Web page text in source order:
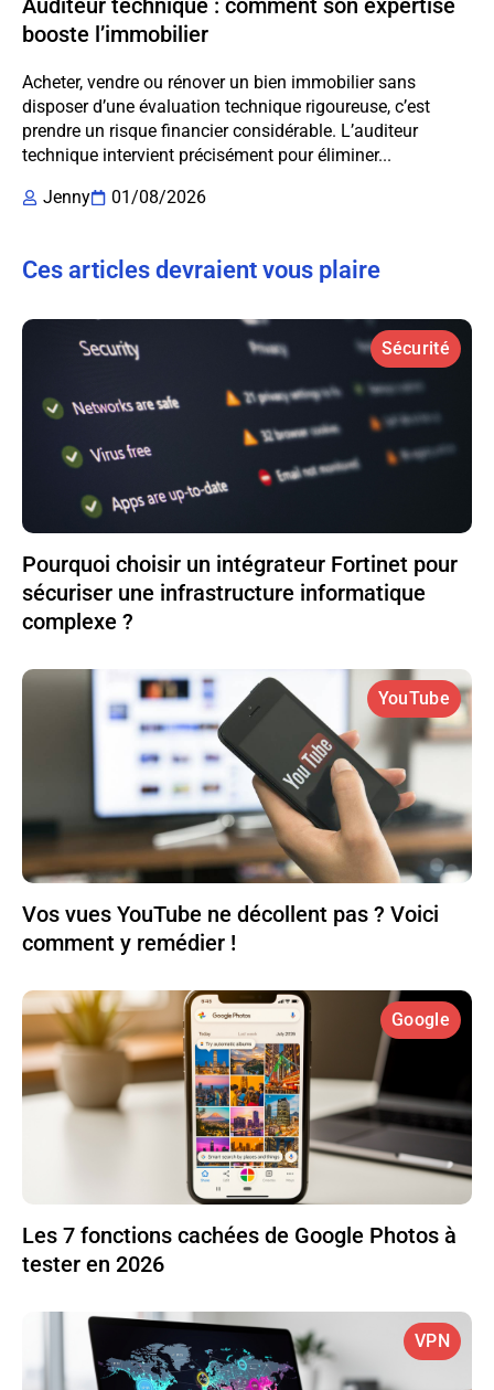
Auditeur technique : comment son expertise
booste l’immobilier
Acheter, vendre ou rénover un bien immobilier sans
disposer d’une évaluation technique rigoureuse, c’est
prendre un risque financier considérable. L’auditeur
technique intervient précisément pour éliminer...
Jenny
01/08/2026
Ces articles devraient vous plaire
Sécurité
Pourquoi choisir un intégrateur Fortinet pour
sécuriser une infrastructure informatique
complexe ?
YouTube
Vos vues YouTube ne décollent pas ? Voici
comment y remédier !
Google
Les 7 fonctions cachées de Google Photos à
tester en 2026
VPN